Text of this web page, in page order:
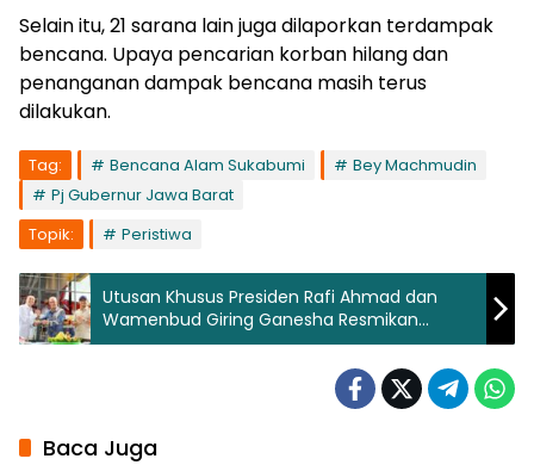
Selain itu, 21 sarana lain juga dilaporkan terdampak
bencana. Upaya pencarian korban hilang dan
penanganan dampak bencana masih terus
dilakukan.
Tag: Bencana Alam Sukabumi
Bey Machmudin
Pj Gubernur Jawa Barat
Topik:
Peristiwa
Utusan Khusus Presiden Rafi Ahmad dan
Wamenbud Giring Ganesha Resmikan
Bioskop Pertama di Cibadak Sukabumi
Baca Juga